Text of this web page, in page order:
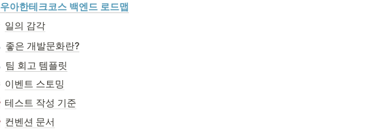
우아한테크코스 백엔드 로드맵
일의 감각
좋은 개발문화란?
팀 회고 템플릿
이벤트 스토밍
테스트 작성 기준
컨벤션 문서